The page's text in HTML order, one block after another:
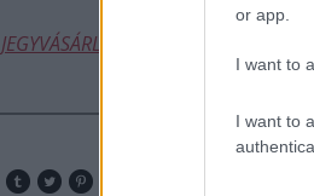
or app.
I want to
I want to
JEGYVÁSÁRLÁS ITT!